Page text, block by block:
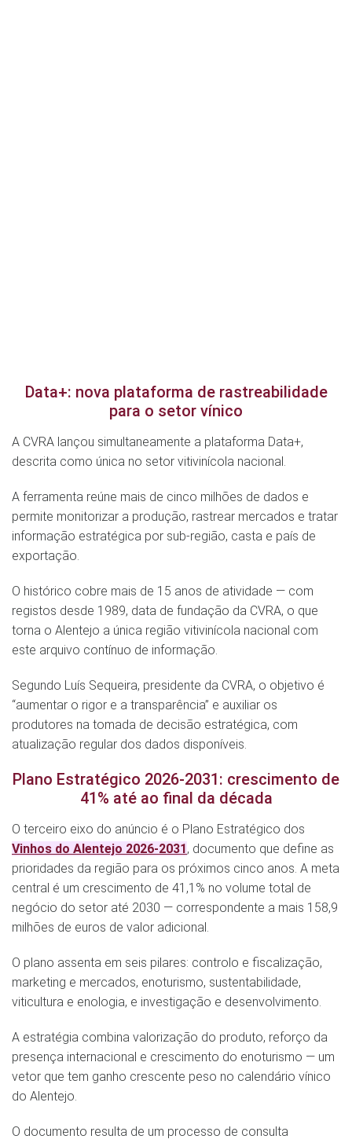
Data+: nova plataforma de rastreabilidade
para o setor vínico
A CVRA lançou simultaneamente a plataforma Data+,
descrita como única no setor vitivinícola nacional.
A ferramenta reúne mais de cinco milhões de dados e
permite monitorizar a produção, rastrear mercados e tratar
informação estratégica por sub-região, casta e país de
exportação.
O histórico cobre mais de 15 anos de atividade — com
registos desde 1989, data de fundação da CVRA, o que
torna o Alentejo a única região vitivinícola nacional com
este arquivo contínuo de informação.
Segundo Luís Sequeira, presidente da CVRA, o objetivo é
“aumentar o rigor e a transparência” e auxiliar os
produtores na tomada de decisão estratégica, com
atualização regular dos dados disponíveis.
Plano Estratégico 2026-2031: crescimento de
41% até ao final da década
O terceiro eixo do anúncio é o Plano Estratégico dos
Vinhos do Alentejo 2026-2031 , documento que define as
prioridades da região para os próximos cinco anos. A meta
central é um crescimento de 41,1% no volume total de
negócio do setor até 2030 — correspondente a mais 158,9
milhões de euros de valor adicional.
O plano assenta em seis pilares: controlo e fiscalização,
marketing e mercados, enoturismo, sustentabilidade,
viticultura e enologia, e investigação e desenvolvimento.
A estratégia combina valorização do produto, reforço da
presença internacional e crescimento do enoturismo — um
vetor que tem ganho crescente peso no calendário vínico
do Alentejo.
O documento resulta de um processo de consulta